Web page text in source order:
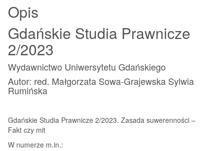
Opis
Gdańskie Studia Prawnicze
2/2023
Wydawnictwo Uniwersytetu Gdańskiego
Autor: red. Małgorzata Sowa-Grajewska Sylwia
Rumińska
Gdańskie Studia Prawnicze 2/2023. Zasada suwerenności –
Fakt czy mit
W numerze m.in.: